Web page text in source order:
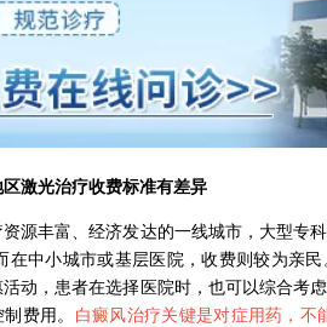
光治疗收费标准有差异
丰富、经济发达的一线城市，大型专科
在中小城市或基层医院，收费则较为亲
动，患者在选择医院时，也可以综合考
费用。 白癜风治疗关键是对症用药，